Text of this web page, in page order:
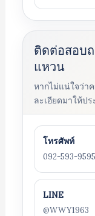
ติดต่อสอบ
แหวน
หากไม่แน่ใจว่า
ละเอียดมาให้ป
โทรศัพท์
092-593-9595
LINE
@WWY1963